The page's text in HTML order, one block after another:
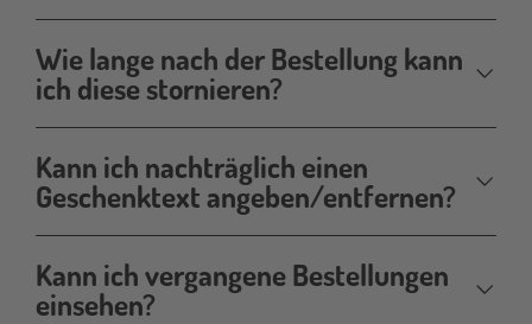
Wie lange nach der Bestellung kann
ich diese stornieren?
Kann ich nachträglich einen
Geschenktext angeben/entfernen?
Kann ich vergangene Bestellungen
einsehen?